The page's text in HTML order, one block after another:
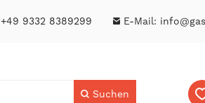
+49 9332 8389299 E-Mail:
Suchen